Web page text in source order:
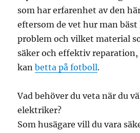
som har erfarenhet av den
eftersom de vet hur man bäst
problem och vilket material
säker och effektiv
kanbetta på fotboll.
Vad behöver du veta när du
elektriker?
Som husägare vill du vara